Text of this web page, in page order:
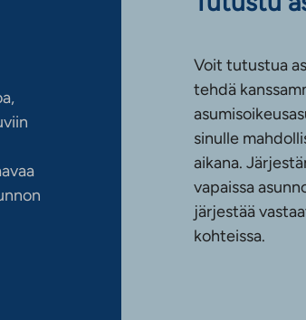
Voit tutustua
tehdä
sinulle
aikana.
vapaissa
järjestää
kohteissa.